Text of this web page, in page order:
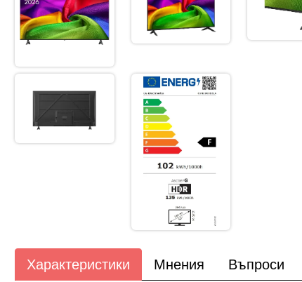
Характеристики Мнения Въпроси